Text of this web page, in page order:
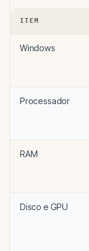
ITEM
Windows
Processador
RAM
Disco e GPU